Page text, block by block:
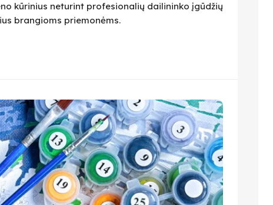
kūrinius neturint profesionalių dailininko įgūdžių
brangioms priemonėms.